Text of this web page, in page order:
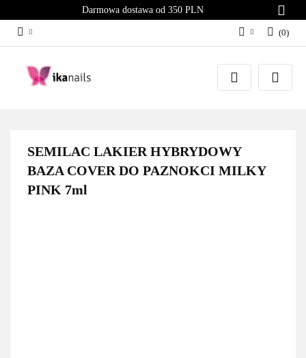
Darmowa dostawa od 350 PLN
Zaloguj się
Załóż konto
(0)
SEMILAC LAKIER HYBRYDOWY
BAZA COVER DO PAZNOKCI MILKY
PINK 7ml